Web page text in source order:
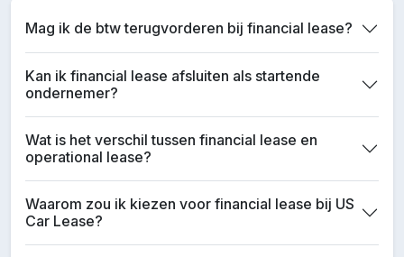
Mag ik de btw terugvorderen bij financial lease?
Kan ik financial lease afsluiten als startende
ondernemer?
Wat is het verschil tussen financial lease en
operational lease?
Waarom zou ik kiezen voor financial lease bij US
Car Lease?